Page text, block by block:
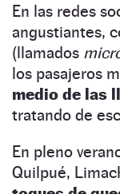
En las redes
angustiantes,
(llamados
los pasajeros
medio de las
tratando de
En pleno
Quilpué,